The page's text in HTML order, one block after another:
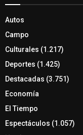
Autos
Campo
Culturales (1.217)
Deportes (1.425)
Destacadas (3.751)
Economía
El Tiempo
Espectáculos (1.057)